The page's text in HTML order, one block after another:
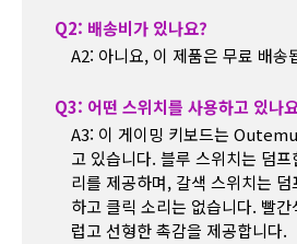
Q2: 배송비가 있나요?
A2: 아니요, 이 제품은 무료 배송
Q3: 어떤 스위치를 사용하고 있나
A3: 이 게이밍 키보드는
고 있습니다. 블루 스위치는 덤
리를 제공하며, 갈색 스위치는
하고 클릭 소리는 없습니다. 빨
럽고 선형한 촉감을 제공합니다.